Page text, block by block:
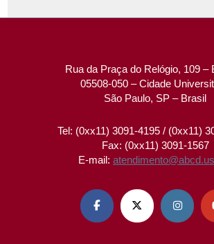
Rua da Praça do Relógio, 109 –
05508-050 – Cidade
São Paulo, SP – Brasil
Tel: (0xx11) 3091-4195 / (0xx11)
Fax: (0xx11) 3091-1567
E-mail:
  